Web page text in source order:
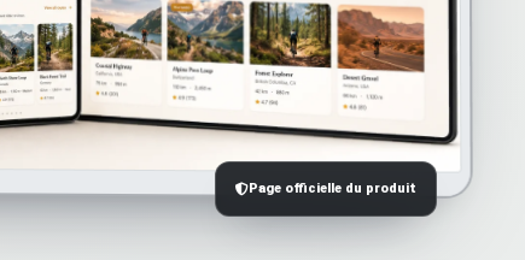
Page officielle du produit